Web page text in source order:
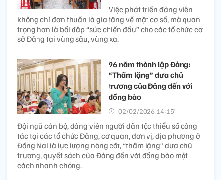
Việc phát triển đảng viên
không chỉ đơn thuần là gia tăng về mặt cơ số, mà quan
trọng hơn là bồi đắp “sức chiến đấu” cho các tổ chức cơ
sở Đảng tại vùng sâu, vùng xa.
96 năm thành lập Đảng:
“Thầm lặng” đưa chủ
trương của Đảng đến với
đồng bào
02/02/2026 14:15’
Đội ngũ cán bộ, đảng viên người dân tộc thiểu số công
tác tại các tổ chức Đảng, cơ quan, đơn vị, địa phương ở
Đồng Nai là lực lượng nòng cốt, “thầm lặng” đưa chủ
trương, quyết sách của Đảng đến với đồng bào một
cách nhanh chóng.